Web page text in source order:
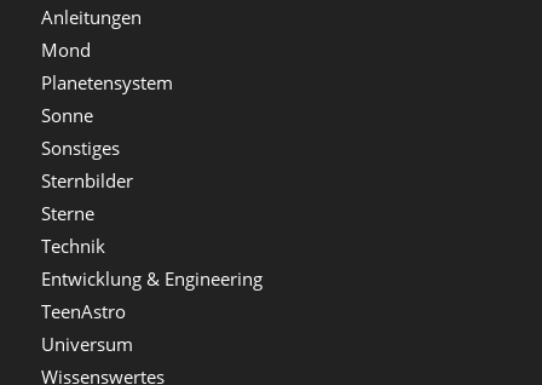
Anleitungen
Mond
Planetensystem
Sonne
Sonstiges
Sternbilder
Sterne
Technik
Entwicklung & Engineering
TeenAstro
Universum
Wissenswertes